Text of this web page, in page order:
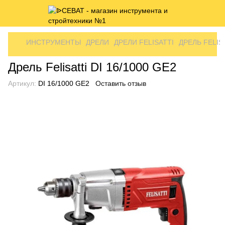
ИНСТРУМЕНТЫ ДРЕЛИ ДРЕЛИ FELISATTI ДРЕЛЬ
Дрель Felisatti DI 16/1000 GE2
Артикул: DI 16/1000 GE2 Оставить отзыв